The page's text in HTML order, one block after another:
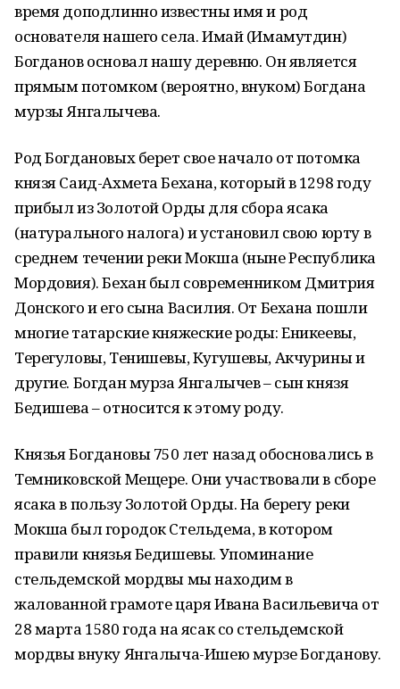
время доподлинно известны имя и род
основателя нашего села. Имай (Имамутдин)
Богданов основал нашу деревню. Он является
прямым потомком (вероятно, внуком) Богдана
мурзы Янгалычева.
Род Богдановых берет свое начало от потомка
князя Саид-Ахмета Бехана, который в 1298 году
прибыл из Золотой Орды для сбора ясака
(натурального налога) и установил свою юрту в
среднем течении реки Мокша (ныне Республика
Мордовия). Бехан был современником Дмитрия
Донского и его сына Василия. От Бехана пошли
многие татарские княжеские роды: Еникеевы,
Терегуловы, Тенишевы, Кугушевы, Акчурины и
другие. Богдан мурза Янгалычев – сын князя
Бедишева – относится к этому роду.
Князья Богдановы 750 лет назад обосновались в
Темниковской Мещере. Они участвовали в сборе
ясака в пользу Золотой Орды. На берегу реки
Мокша был городок Стельдема, в котором
правили князья Бедишевы. Упоминание
стельдемской мордвы мы находим в
жалованной грамоте царя Ивана Васильевича от
28 марта 1580 года на ясак со стельдемской
мордвы внуку Янгалыча-Ишею мурзе Богданову.